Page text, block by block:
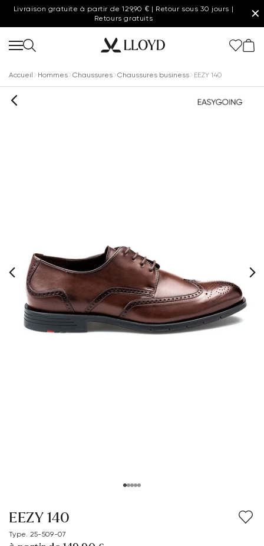
Livraison gratuite à partir de 129,90 € | Retour sous 30 jours |
Retours gratuits
✕
Vêtements
Vacation Shop
Accueil Hommes Chaussures Chaussures business EEZY 140
EEZY 140
Type. 25-509-07